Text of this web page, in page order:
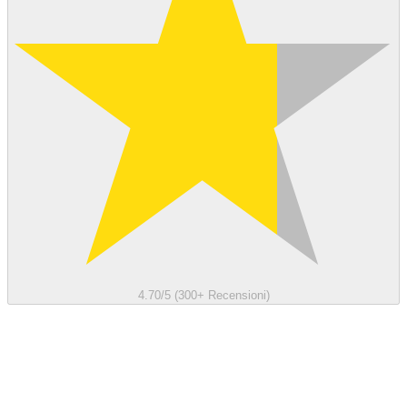
4.70/5 (300+ Recensioni)